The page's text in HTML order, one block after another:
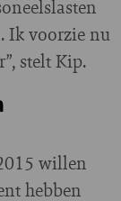
Ik voorzie nu
stelt Kip.
willen
hebben